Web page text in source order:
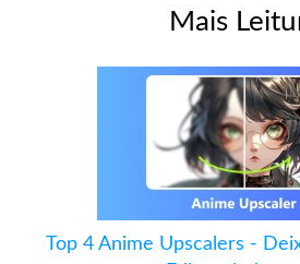
Mais
Top 4 Anime Upscalers -